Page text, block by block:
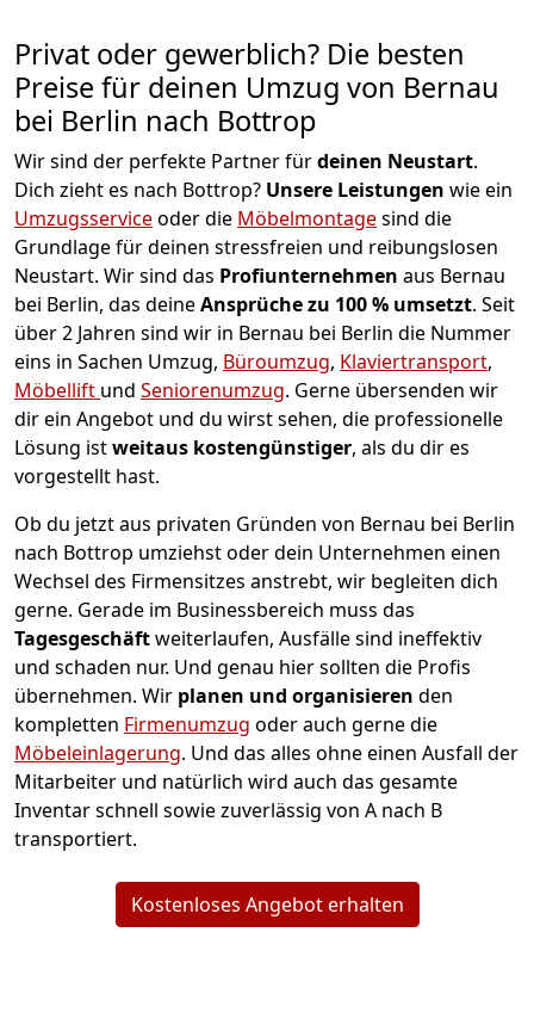
Privat oder gewerblich? Die besten
Preise für deinen Umzug von Bernau
bei Berlin nach Bottrop
Wir sind der perfekte Partner fürdeinen Neustart.
Dich zieht es nach Bottrop? Unsere Leistungen wie ein
Umzugsserviceoder die Möbelmontagesind die
Grundlage für deinen stressfreien und reibungslosen
Neustart. Wir sind das Profiunternehmen aus Bernau
bei Berlin, das deineAnsprüche zu 100 % umsetzt. Seit
über 2 Jahren sind wir in Bernau bei Berlin die Nummer
eins in Sachen Umzug, Büroumzug, Klaviertransport,
Möbellift und Seniorenumzug. Gerne übersenden wir
dir ein Angebot und du wirst sehen, die professionelle
Lösung istweitaus kostengünstiger, als du dir es
vorgestellt hast.
Ob du jetzt aus privaten Gründen von Bernau bei Berlin
nach Bottrop umziehst oder dein Unternehmen einen
Wechsel des Firmensitzes anstrebt, wir begleiten dich
gerne. Gerade im Businessbereich muss das
Tagesgeschäftweiterlaufen, Ausfälle sind ineffektiv
und schaden nur. Und genau hier sollten die Profis
übernehmen. Wir planen und organisieren den
kompletten Firmenumzug oder auch gerne die
Möbeleinlagerung. Und das alles ohne einen Ausfall der
Mitarbeiter und natürlich wird auch das gesamte
Inventar schnell sowie zuverlässig von A nach B
transportiert.
Kostenloses Angebot erhalten